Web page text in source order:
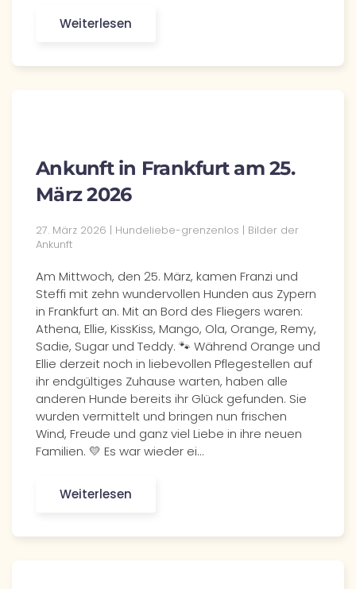
Weiterlesen
Ankunft in Frankfurt am 25.
März 2026
27. März 2026 | Hundeliebe-grenzenlos | Bilder der
Ankunft
Am Mittwoch, den 25. März, kamen Franzi und
Steffi mit zehn wundervollen Hunden aus Zypern
in Frankfurt an. Mit an Bord des Fliegers waren:
Athena, Ellie, KissKiss, Mango, Ola, Orange, Remy,
Sadie, Sugar und Teddy. 🐾 Während Orange und
Ellie derzeit noch in liebevollen Pflegestellen auf
ihr endgültiges Zuhause warten, haben alle
anderen Hunde bereits ihr Glück gefunden. Sie
wurden vermittelt und bringen nun frischen
Wind, Freude und ganz viel Liebe in ihre neuen
Familien. 💛 Es war wieder ei…
Weiterlesen